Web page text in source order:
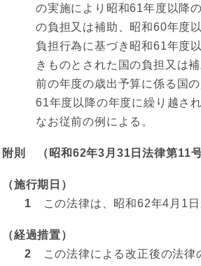
の実施により昭和61年度以降
の負担又は補助、昭和60年度
負担行為に基づき昭和61年度
きものとされた国の負担又は
前の年度の歳出予算に係る国
61年度以降の年度に繰り越さ
なお従前の例による。
附則 （昭和62年3月31日法律第11
（施行期日）
1 この法律は、昭和62年4月1日
（経過措置）
2 この法律による改正後の法律